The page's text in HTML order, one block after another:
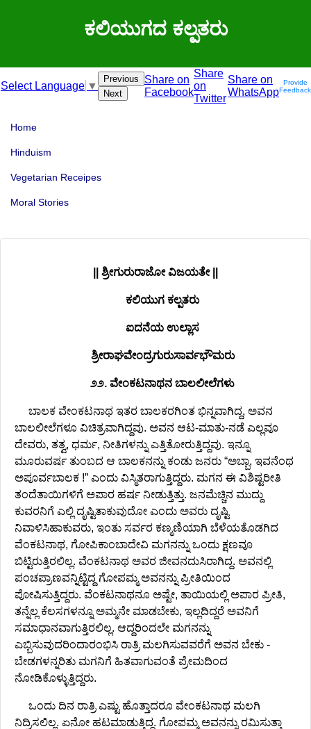
ಕಲಿಯುಗದ ಕಲ್ಪತರು
Select Language ▼
Previous
Next
Share on
Facebook
Share
on
Twitter
Share on
WhatsApp
Provide
Feedback
Home
Hinduism
Vegetarian Receipes
Moral Stories
|| ಶ್ರೀಗುರುರಾಜೋ ವಿಜಯತೇ ||
ಕಲಿಯುಗ ಕಲ್ಪತರು
ಐದನೆಯ ಉಲ್ಲಾಸ
ಶ್ರೀರಾಘವೇಂದ್ರಗುರುಸಾರ್ವಭೌಮರು
೨೨. ವೇಂಕಟನಾಥನ ಬಾಲಲೀಲೆಗಳು
ಬಾಲಕ ವೇಂಕಟನಾಥ ಇತರ ಬಾಲಕರಗಿಂತ ಭಿನ್ನವಾಗಿದ್ದ, ಅವನ
ಬಾಲಲೀಲೆಗಳೂ ವಿಚಿತ್ರವಾಗಿದ್ದವು. ಅವನ ಆಟ-ಮಾತು-ನಡೆ ಎಲ್ಲವೂ
ದೇವರು, ತತ್ವ, ಧರ್ಮ, ನೀತಿಗಳನ್ನು ಎತ್ತಿತೋರುತ್ತಿದ್ದವು. ಇನ್ನೂ
ಮೂರುವರ್ಷ ತುಂಬದ ಆ ಬಾಲಕನನ್ನು ಕಂಡು ಜನರು “ಅಬ್ಬಾ, ಇವನೆಂಥ
ಅಪೂರ್ವಬಾಲಕ !” ಎಂದು ವಿಸ್ಮಿತರಾಗುತ್ತಿದ್ದರು. ಮಗನ ಈ ವಿಶಿಷ್ಟರೀತಿ
ತಂದೆತಾಯಿಗಳಿಗೆ ಅಪಾರ ಹರ್ಷ ನೀಡುತ್ತಿತ್ತು. ಜನಮೆಚ್ಚಿನ ಮುದ್ದು
ಕುವರನಿಗೆ ಎಲ್ಲಿ ದೃಷ್ಟಿತಾಕುವುದೋ ಎಂದು ಅವರು ದೃಷ್ಟಿ
ನಿವಾಳಿಸಿಹಾಕುವರು, ಇಂತು ಸರ್ವರ ಕಣ್ಮಣಿಯಾಗಿ ಬೆಳೆಯತೊಡಗಿದ
ವೆಂಕಟನಾಥ, ಗೋಪಿಕಾಂಬಾದೇವಿ ಮಗನನ್ನು ಒಂದು ಕ್ಷಣವೂ
ಬಿಟ್ಟಿರುತ್ತಿರಲಿಲ್ಲ. ವೆಂಕಟನಾಥ ಅವರ ಜೀವನದುಸಿರಾಗಿದ್ದ. ಅವನಲ್ಲಿ
ಪಂಚಪ್ರಾಣವನ್ನಿಟ್ಟಿದ್ದ ಗೋಪಮ್ಮ ಅವನನ್ನು ಪ್ರೀತಿಯಿಂದ
ಪೋಷಿಸುತ್ತಿದ್ದರು. ವೆಂಕಟನಾಥನೂ ಅಷ್ಟೇ, ತಾಯಿಯಲ್ಲಿ ಅಪಾರ ಪ್ರೀತಿ,
ತನ್ನೆಲ್ಲ ಕೆಲಸಗಳನ್ನೂ ಅಮ್ಮನೇ ಮಾಡಬೇಕು, ಇಲ್ಲದಿದ್ದರೆ ಅವನಿಗೆ
ಸಮಾಧಾನವಾಗುತ್ತಿರಲಿಲ್ಲ. ಆದ್ದರಿಂದಲೇ ಮಗನನ್ನು
ಎಬ್ಬಿಸುವುದರಿಂದಾರಂಭಿಸಿ ರಾತ್ರಿ ಮಲಗಿಸುವವರೆಗೆ ಅವನ ಬೇಕು -
ಬೇಡಗಳನ್ನರಿತು ಮಗನಿಗೆ ಹಿತವಾಗುವಂತೆ ಪ್ರೇಮದಿಂದ
ನೋಡಿಕೊಳ್ಳುತ್ತಿದ್ದರು.
ಒಂದು ದಿನ ರಾತ್ರಿ ಎಷ್ಟು ಹೊತ್ತಾದರೂ ವೇಂಕಟನಾಥ ಮಲಗಿ
ನಿದ್ರಿಸಲಿಲ್ಲ. ಏನೋ ಹಟಮಾಡುತ್ತಿದ್ದ. ಗೋಪಮ್ಮ ಅವನನ್ನು ರಮಿಸುತ್ತಾ